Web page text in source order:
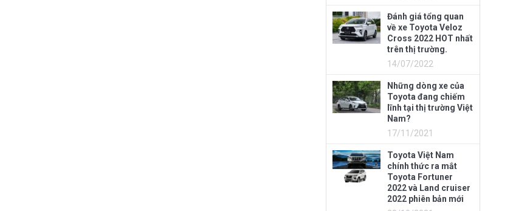
Đánh giá tổng quan
về xe Toyota Veloz
Cross 2022 HOT nhất
trên thị trường.
14/07/2022
Những dòng xe của
Toyota đang chiếm
lĩnh tại thị trường Việt
Nam?
17/11/2021
Toyota Việt Nam
chính thức ra mắt
Toyota Fortuner
2022 và Land cruiser
2022 phiên bản mới